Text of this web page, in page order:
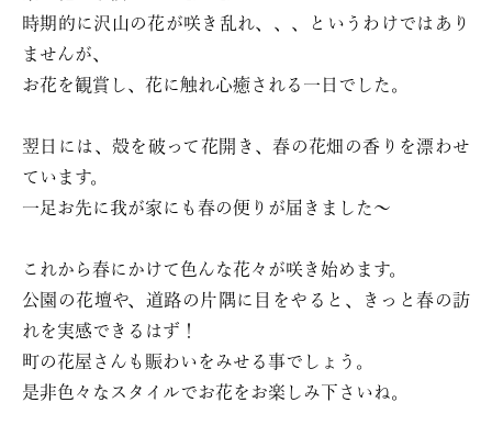
時期的に沢山の花が咲き乱れ、、、というわけではあり
ませんが、
お花を観賞し、花に触れ心癒される一日でした。
翌日には、殻を破って花開き、春の花畑の香りを漂わせ
ています。
一足お先に我が家にも春の便りが届きました〜
これから春にかけて色んな花々が咲き始めます。
公園の花壇や、道路の片隅に目をやると、きっと春の訪
れを実感できるはず！
町の花屋さんも賑わいをみせる事でしょう。
是非色々なスタイルでお花をお楽しみ下さいね。